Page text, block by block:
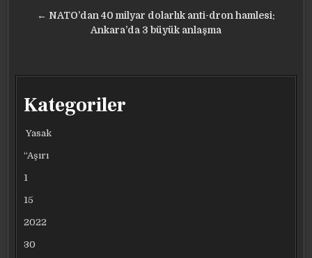
← NATO’dan 40 milyar dolarlık anti-dron hamlesi:
Ankara’da 3 büyük anlaşma
Kategoriler
Yasak
“Aşırı
1
15
2022
30